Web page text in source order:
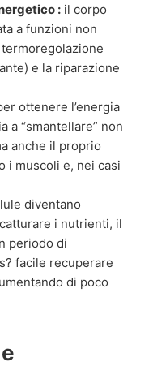
: il corpo
a funzioni non
e la riparazione
ottenere l’energia
a “smantellare” non
anche il proprio
i muscoli e, nei casi
diventano
i nutrienti, il
periodo di
facile recuperare
di poco